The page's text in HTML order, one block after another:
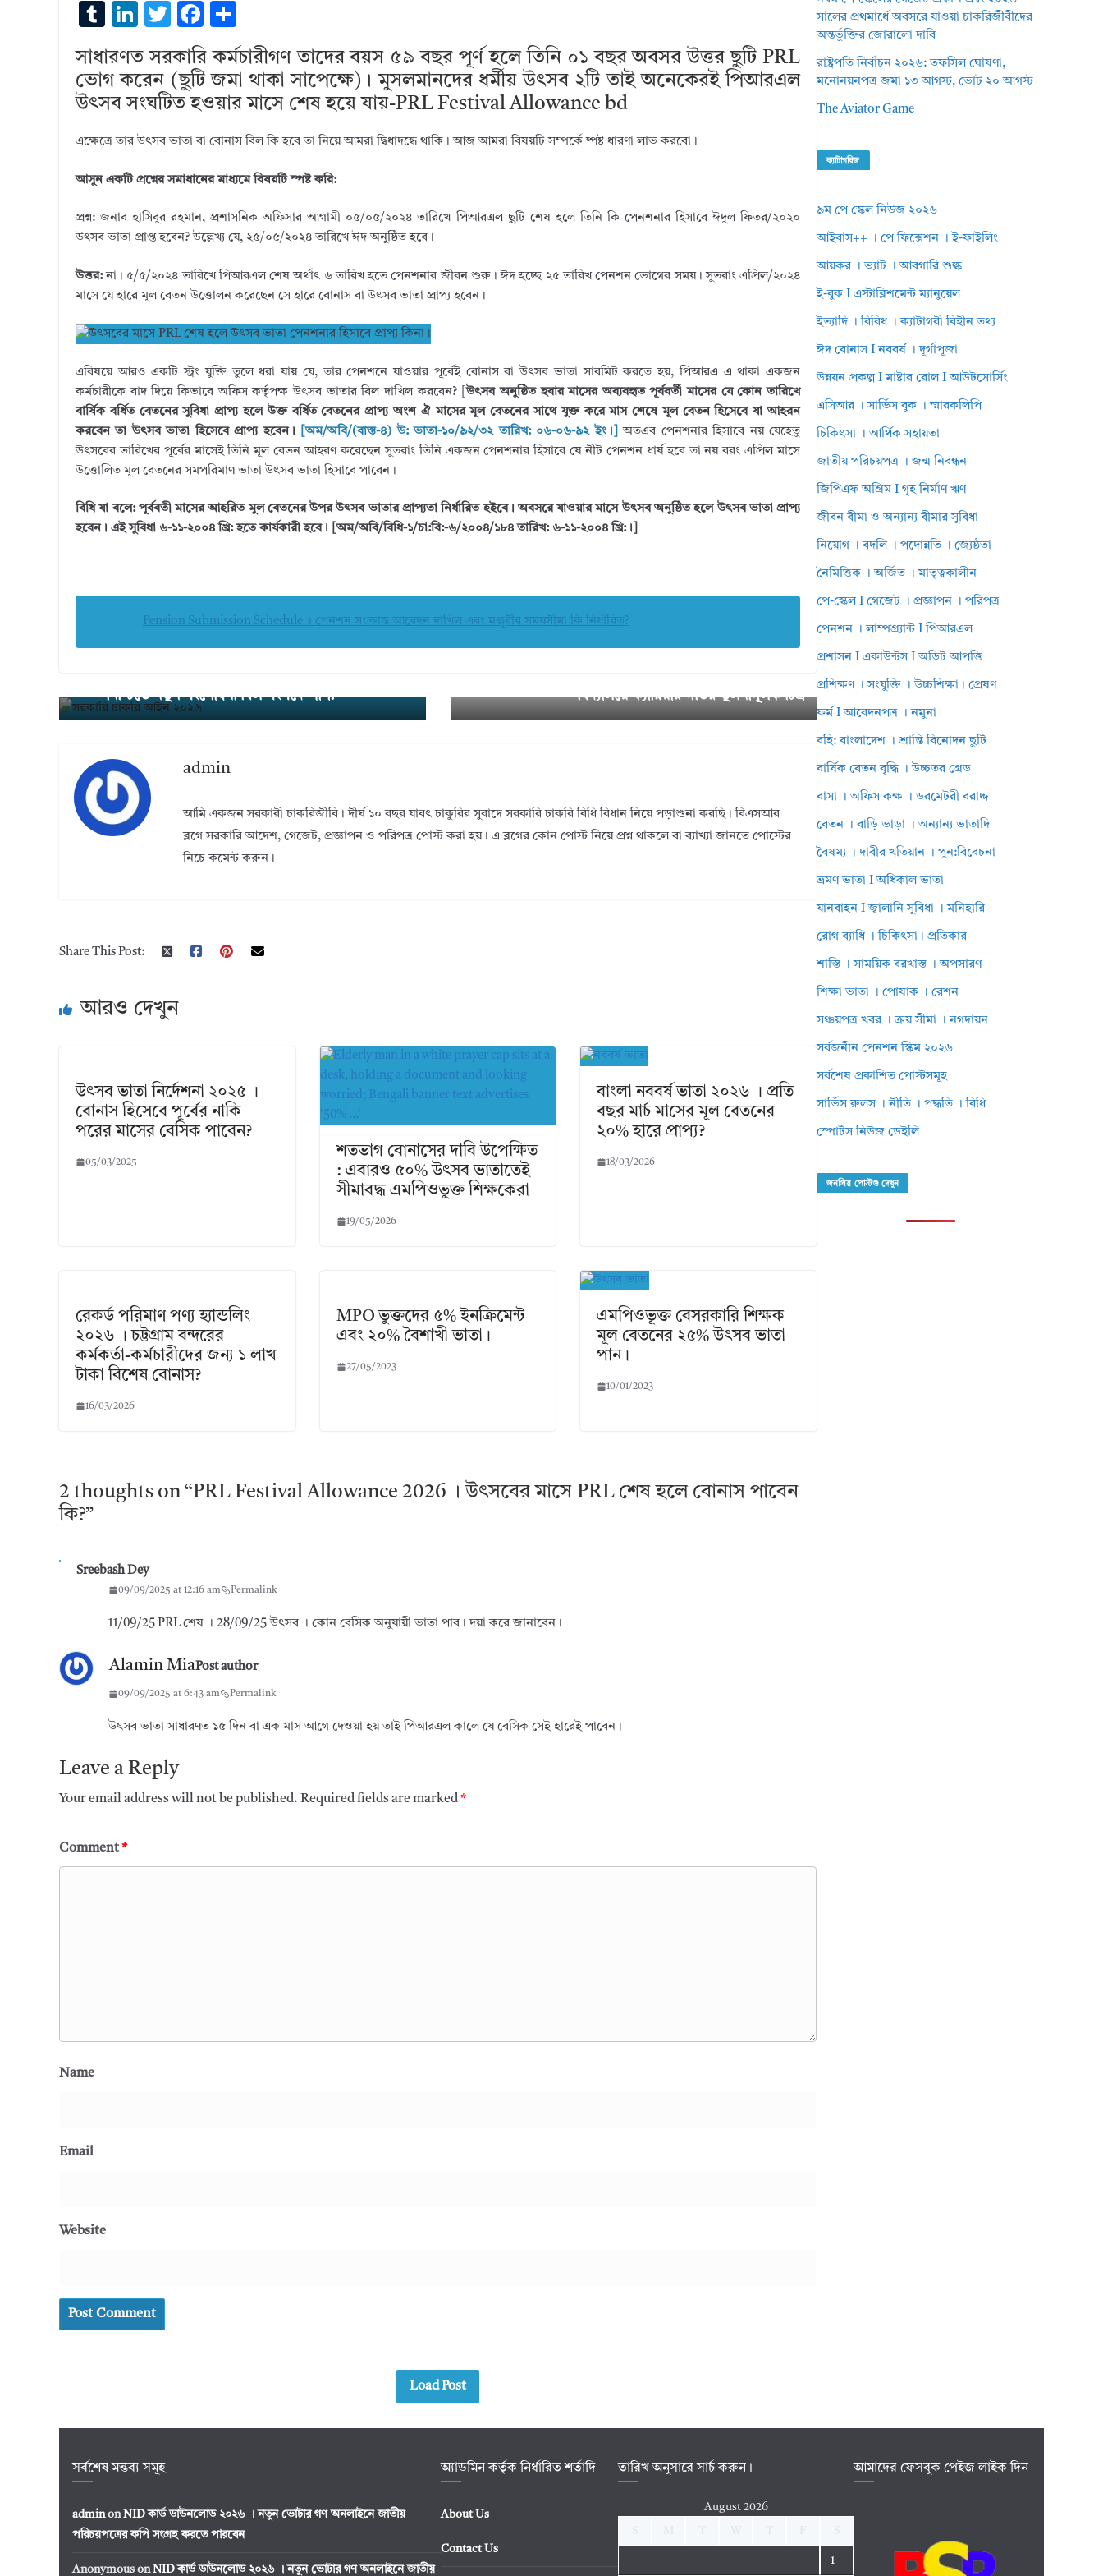
T
m
bl
r
Li
k
e
dI
n
T
it
te
F
e
b
o
k
h
ar
e
সাধারণত সরকারি কর্মচারীগণ তাদের বয়স ৫৯ বছর পূর্ণ হলে তিনি ০১ বছর অবসর উত্তর ছুটি PRL
ভোগ করেন (ছুটি জমা থাকা সাপেক্ষে)। মুসলমানদের ধর্মীয় উৎসব ২টি তাই অনেকেরই পিআরএল
উৎসব সংঘটিত হওয়ার মাসে শেষ হয়ে যায়-PRL Festival Allowance bd
এক্ষেত্রে তার উৎসব ভাতা বা বোনাস বিল কি হবে তা নিয়ে আমরা দ্বিধাদন্ধে থাকি। আজ আমরা বিষয়টি সম্পর্কে ষ্পষ্ট ধারণা লাভ করবো।
আসুন একটি প্রশ্নের সমাধানের মাধ্যমে বিষয়টি স্পষ্ট করি:
প্রশ্ন: জনাব হাসিবুর রহমান, প্রশাসনিক অফিসার আগামী ০৫/০৫/২০২৪ তারিখে পিআরএল ছুটি শেষ হলে তিনি কি পেনশনার হিসাবে ঈদুল ফিতর/২০২০
উৎসব ভাতা প্রাপ্ত হবেন? উল্লেখ্য যে, ২৫/০৫/২০২৪ তারিখে ঈদ অনুষ্ঠিত হবে।
উত্তর:না। ৫/৫/২০২৪ তারিখে পিআরএল শেষ অর্থাৎ ৬ তারিখ হতে পেনশনার জীবন শুরু। ঈদ হচ্ছে ২৫ তারিখ পেনশন ভোগের সময়। সুতরাং এপ্রিল/২০২৪
মাসে যে হারে মূল বেতন উত্তোলন করেছেন সে হারে বোনাস বা উৎসব ভাতা প্রাপ্য হবেন।
এবিষয়ে আরও একটি স্ট্রং যুক্তি তুলে ধরা যায় যে, তার পেনশনে যাওয়ার পূর্বেই বোনাস বা উৎসব ভাতা সাবমিট করতে হয়, পিআরএ এ থাকা একজন
কর্মচারীকে বাদ দিয়ে কিভাবে অফিস কর্তৃপক্ষ উৎসব ভাতার বিল দাখিল করবেন? [উৎসব অনুষ্ঠিত হবার মাসের অব্যবহৃত পূর্ববর্তী মাসের যে কোন তারিখে
বার্ষিক বর্ধিত বেতনের সুবিধা প্রাপ্য হলে উক্ত বর্ধিত বেতনের প্রাপ্য অংশ ঐ মাসের মূল বেতনের সাথে যুক্ত করে মাস শেষে মূল বেতন হিসেবে যা আহরন
করবেন তা উৎসব ভাতা হিসেবে প্রাপ্য হবেন।
[অম/অবি/(বাস্ত-৪) উ: ভাতা-১০/৯২/৩২ তারিখ: ০৬-০৬-৯২ ইং।]
অতএব পেনশনার হিসাবে নয় যেহেতু
উৎসবের তারিখের পূর্বের মাসেই তিনি মূল বেতন আহরণ করেছেন সুতরাং তিনি একজন পেনশনার হিসাবে যে নীট পেনশন ধার্য হবে তা নয় বরং এপ্রিল মাসে
উত্তোলিত মূল বেতনের সমপরিমাণ ভাতা উৎসব ভাতা হিসাবে পাবেন।
বিধি যা বলে:পূর্ববতী মাসের আহরিত মুল বেতনের উপর উৎসব ভাতার প্রাপ্যতা নির্ধারিত হইবে। অবসরে যাওয়ার মাসে উৎসব অনুষ্ঠিত হলে উৎসব ভাতা প্রাপ্য
হবেন। এই সুবিধা ৬-১১-২০০৪ খ্রি: হতে কার্যকারী হবে। [অম/অবি/বিধি-১/চা:বি:-৬/২০০৪/১৮৪ তারিখ: ৬-১১-২০০৪ খ্রি:।]
Pension Submission Schedule । পেনশন সংক্রান্ত আবেদন দাখিল এবং মঞ্জুরীর সময়সীমা কি নির্ধারিত?
নিশ্চিতে নতুন সংশোধনী বিল সংসদে পাশ?
বিদ্যালয়ে ক্যারিয়ার গতির তুলনামূলক চিত্র
admin
আমি একজন সরকারী চাকরিজীবি। দীর্ঘ ১০ বছর যাবৎ চাকুরির সুবাদে সরকারি চাকরি বিধি বিধান নিয়ে পড়াশুনা করছি। বিএসআর
ব্লগে সরকারি আদেশ, গেজেট, প্রজ্ঞাপন ও পরিপত্র পোস্ট করা হয়। এ ব্লগের কোন পোস্ট নিয়ে প্রশ্ন থাকলে বা ব্যাখ্যা জানতে পোস্টের
নিচে কমেন্ট করুন।
Share This Post:
আরও দেখুন
উৎসব ভাতা নির্দেশনা ২০২৫ ।
বোনাস হিসেবে পূর্বের নাকি
পরের মাসের বেসিক পাবেন?
05/03/2025
শতভাগ বোনাসের দাবি উপেক্ষিত
: এবারও ৫০% উৎসব ভাতাতেই
সীমাবদ্ধ এমপিওভুক্ত শিক্ষকেরা
19/05/2026
বাংলা নববর্ষ ভাতা ২০২৬ । প্রতি
বছর মার্চ মাসের মূল বেতনের
২০% হারে প্রাপ্য?
18/03/2026
রেকর্ড পরিমাণ পণ্য হ্যান্ডলিং
২০২৬ । চট্টগ্রাম বন্দরের
কর্মকর্তা-কর্মচারীদের জন্য ১ লাখ
টাকা বিশেষ বোনাস?
16/03/2026
MPO ভুক্তদের ৫% ইনক্রিমেন্ট
এবং ২০% বৈশাখী ভাতা।
27/05/2023
এমপিওভূক্ত বেসরকারি শিক্ষক
মূল বেতনের ২৫% উৎসব ভাতা
পান।
10/01/2023
2 thoughts on “PRL Festival Allowance 2026 । উৎসবের মাসে PRL শেষ হলে বোনাস পাবেন
কি?”
Sreebash Dey
09/09/2025 at 12:16 am Permalink
11/09/25 PRL শেষ । 28/09/25 উৎসব । কোন বেসিক অনুযায়ী ভাতা পাব। দয়া করে জানাবেন।
Alamin MiaPost author
09/09/2025 at 6:43 am Permalink
উৎসব ভাতা সাধারণত ১৫ দিন বা এক মাস আগে দেওয়া হয় তাই পিআরএল কালে যে বেসিক সেই হারেই পাবেন।
Leave a Reply
Your email address will not be published. Required fields are marked*
Comment*
Name
Email
Website
Load Post
সালের প্রথমার্ধে অবসরে যাওয়া চাকরিজীবীদের
অন্তর্ভুক্তির জোরালো দাবি
রাষ্ট্রপতি নির্বাচন ২০২৬: তফসিল ঘোষণা,
মনোনয়নপত্র জমা ১৩ আগস্ট, ভোট ২০ আগস্ট
The Aviator Game
ক্যাটাগরিজ
৯ম পে স্কেল নিউজ ২০২৬
আইবাস++ । পে ফিক্সেশন । ই-ফাইলিং
আয়কর । ভ্যাট । আবগারি শুল্ক
ই-বুক I এস্টাব্লিশমেন্ট ম্যানুয়েল
ইত্যাদি । বিবিধ । ক্যাটাগরী বিহীন তথ্য
ঈদ বোনাস I নববর্ষ । দূর্গাপূজা
উন্নয়ন প্রকল্প I মাষ্টার রোল I আউটসোর্সিং
এসিআর । সার্ভিস বুক । স্মারকলিপি
চিকিৎসা । আর্থিক সহায়তা
জাতীয় পরিচয়পত্র । জন্ম নিবন্ধন
জিপিএফ অগ্রিম I গৃহ নির্মাণ ঋণ
জীবন বীমা ও অন্যান্য বীমার সুবিধা
নিয়োগ । বদলি । পদোন্নতি । জ্যেষ্ঠতা
নৈমিত্তিক । অর্জিত । মাতৃত্বকালীন
পে-স্কেল I গেজেট । প্রজ্ঞাপন । পরিপত্র
পেনশন । লাম্পগ্র্যান্ট I পিআরএল
প্রশাসন I একাউন্টস I অডিট আপত্তি
প্রশিক্ষণ । সংযুক্তি । উচ্চশিক্ষা। প্রেষণ
ফর্ম I আবেদনপত্র । নমুনা
বহি: বাংলাদেশ । শ্রান্তি বিনোদন ছুটি
বার্ষিক বেতন বৃদ্ধি । উচ্চতর গ্রেড
বাসা । অফিস কক্ষ । ডরমেটরী বরাদ্দ
বেতন । বাড়ি ভাড়া । অন্যান্য ভাতাদি
বৈষম্য । দাবীর খতিয়ান । পুন:বিবেচনা
ভ্রমণ ভাতা I অধিকাল ভাতা
যানবাহন I জ্বালানি সুবিধা । মনিহারি
রোগ ব্যাধি । চিকিৎসা। প্রতিকার
শাস্তি । সাময়িক বরখাস্ত । অপসারণ
শিক্ষা ভাতা । পোষাক । রেশন
সঞ্চয়পত্র খবর । ক্রয় সীমা । নগদায়ন
সর্বজনীন পেনশন স্কিম ২০২৬
সর্বশেষ প্রকাশিত পোস্টসমূহ
সার্ভিস রুলস । নীতি । পদ্ধতি । বিধি
স্পোর্টস নিউজ ডেইলি
জনপ্রিয় পোস্টগু দেখুন
সর্বশেষ মন্তব্য সমূহ
adminonNID কার্ড ডাউনলোড ২০২৬ । নতুন ভোটার গণ অনলাইনে জাতীয়
পরিচয়পত্রের কপি সংগ্রহ করতে পারবেন
Anonymous onNID কার্ড ডাউনলোড ২০২৬ । নতুন ভোটার গণ অনলাইনে জাতীয়
অ্যাডমিন কর্তৃক নির্ধারিত শর্তাদি
About Us
Contact Us
তারিখ অনুসারে সার্চ করুন।
August 2026
1
আমাদের ফেসবুক পেইজ লাইক দিন